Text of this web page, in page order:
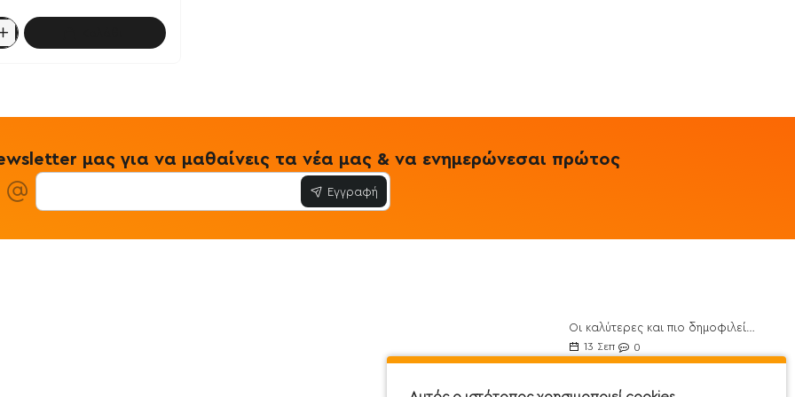
μας για να μαθαίνεις τα νέα μας & να ενημερώνεσαι πρώτος
Εγγραφή
13 Σεπ 0